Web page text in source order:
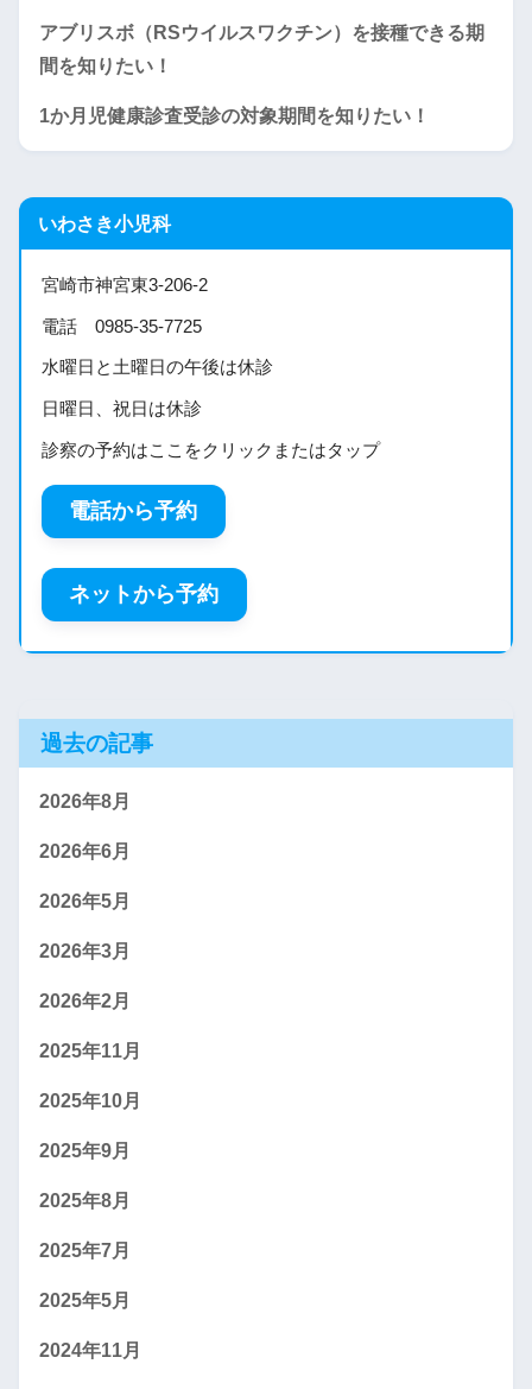
アブリスボ（RSウイルスワクチン）を接種できる期
間を知りたい！
1か月児健康診査受診の対象期間を知りたい！
いわさき小児科
宮崎市神宮東3-206-2
電話 0985-35-7725
水曜日と土曜日の午後は休診
日曜日、祝日は休診
診察の予約はここをクリックまたはタップ
電話から予約
ネットから予約
過去の記事
2026年8月
2026年6月
2026年5月
2026年3月
2026年2月
2025年11月
2025年10月
2025年9月
2025年8月
2025年7月
2025年5月
2024年11月